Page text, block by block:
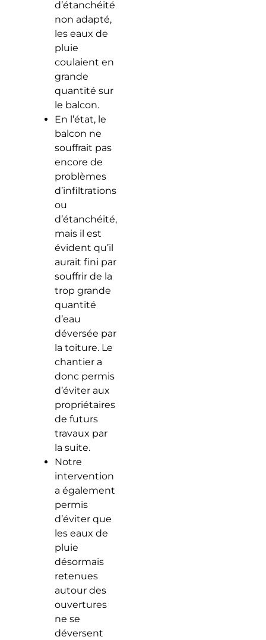
d’étanchéité
non adapté,
les eaux de
pluie
coulaient en
grande
quantité sur
le balcon.
En l’état, le
balcon ne
souffrait pas
encore de
problèmes
d’infiltrations
ou
d’étanchéité,
mais il est
évident qu’il
aurait fini par
souffrir de la
trop grande
quantité
d’eau
déversée par
la toiture. Le
chantier a
donc permis
d’éviter aux
propriétaires
de futurs
travaux par
la suite.
Notre
intervention
a également
permis
d’éviter que
les eaux de
pluie
désormais
retenues
autour des
ouvertures
ne se
déversent